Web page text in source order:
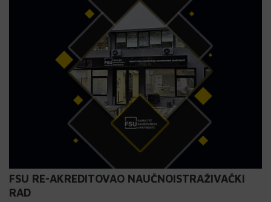
FSU RE-AKREDITOVAO NAUČNOISTRAŽIVAČKI
RAD